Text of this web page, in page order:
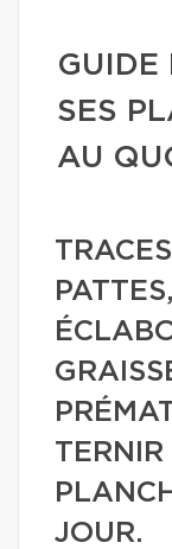
GUIDE
SES
AU
TERNIR
JOUR.